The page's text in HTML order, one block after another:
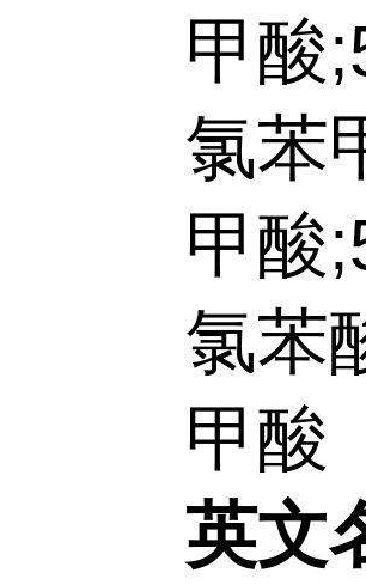
甲酸
氯苯
甲酸
氯苯
甲酸
英文